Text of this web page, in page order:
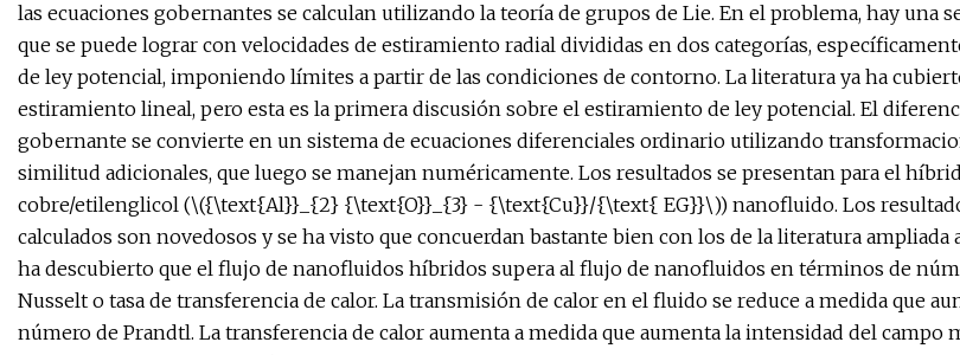
las ecuaciones gobernantes se calculan utilizando la teoría de grupos de Lie. En el problema, hay una
que se puede lograr con velocidades de estiramiento radial divididas en dos categorías,
de ley potencial, imponiendo límites a partir de las condiciones de contorno. La literatura ya ha
estiramiento lineal, pero esta es la primera discusión sobre el estiramiento de ley potencial. El
gobernante se convierte en un sistema de ecuaciones diferenciales ordinario utilizando
similitud adicionales, que luego se manejan numéricamente. Los resultados se presentan para el
cobre/etilenglicol (\({\text{Al}}_{2} {\text{O}}_{3} - {\text{Cu}}/{\text{ EG}}\)) nanofluido. Los
calculados son novedosos y se ha visto que concuerdan bastante bien con los de la literatura ampliada
ha descubierto que el flujo de nanofluidos híbridos supera al flujo de nanofluidos en términos de
Nusselt o tasa de transferencia de calor. La transmisión de calor en el fluido se reduce a medida que
número de Prandtl. La transferencia de calor aumenta a medida que aumenta la intensidad del campo